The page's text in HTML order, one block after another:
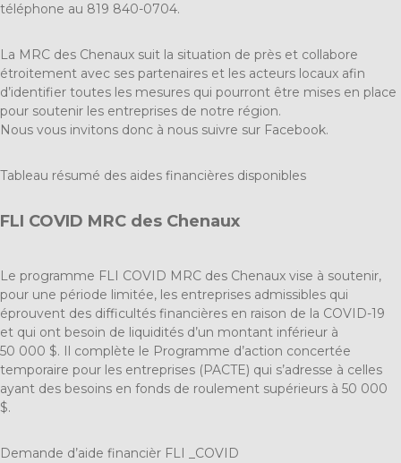
téléphone au 819 840-0704.
La MRC des Chenaux suit la situation de près et collabore
étroitement avec ses partenaires et les acteurs locaux afin
d’identifier toutes les mesures qui pourront être mises en place
pour soutenir les entreprises de notre région.
Nous vous invitons donc à nous suivre sur Facebook.
Tableau résumé des aides financières disponibles
FLI COVID MRC des Chenaux
Le programme FLI COVID MRC des Chenaux vise à soutenir,
pour une période limitée, les entreprises admissibles qui
éprouvent des difficultés financières en raison de la COVID-19
et qui ont besoin de liquidités d’un montant inférieur à
50 000 $. Il complète le Programme d’action concertée
temporaire pour les entreprises (PACTE) qui s’adresse à celles
ayant des besoins en fonds de roulement supérieurs à 50 000
$.
Demande d’aide financièr FLI _COVID